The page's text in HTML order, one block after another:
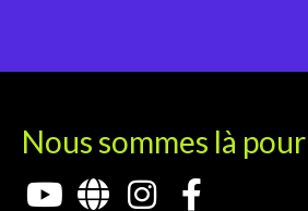
Nous sommes là